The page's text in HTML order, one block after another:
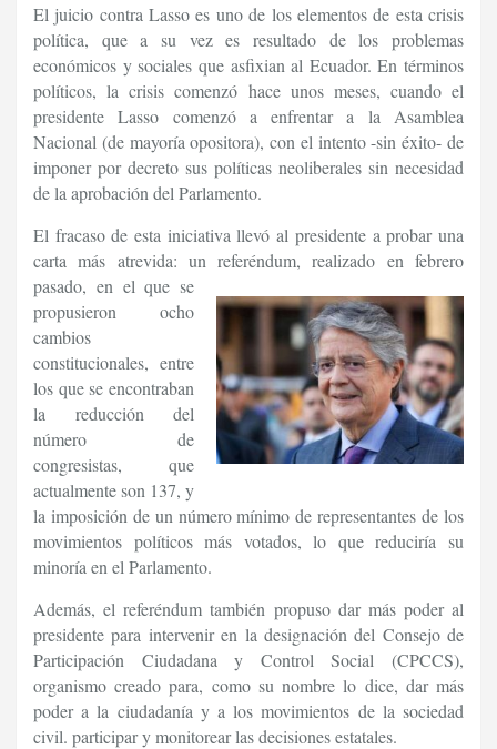
El juicio contra Lasso es uno de los elementos de esta crisis
política, que a su vez es resultado de los problemas
económicos y sociales que asfixian al Ecuador. En términos
políticos, la crisis comenzó hace unos meses, cuando el
presidente Lasso comenzó a enfrentar a la Asamblea
Nacional (de mayoría opositora), con el intento -sin éxito- de
imponer por decreto sus políticas neoliberales sin necesidad
de la aprobación del Parlamento.
El fracaso de esta iniciativa llevó al presidente a probar una
carta más atrevida: un referéndum, realizado en febrero
pasado, en el que se
propusieron ocho
cambios
constitucionales, entre
los que se encontraban
la reducción del
número de
congresistas, que
actualmente son 137, y
la imposición de un número mínimo de representantes de los
movimientos políticos más votados, lo que reduciría su
minoría en el Parlamento.
Además, el referéndum también propuso dar más poder al
presidente para intervenir en la designación del Consejo de
Participación Ciudadana y Control Social (CPCCS),
organismo creado para, como su nombre lo dice, dar más
poder a la ciudadanía y a los movimientos de la sociedad
civil. participar y monitorear las decisiones estatales.